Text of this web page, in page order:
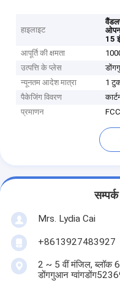
हाइलाइट
ओपन
15
आपूर्ति की क्षमता
उत्पत्ति के प्लेस
न्यूनतम आदेश मात्रा
1
पैकेजिंग विवरण
प्रमाणन
Mrs. Lydia Cai
+8613927483927
2 ~ 5 वीं मंजिल, ब्लॉक 6
डोंगगुआन